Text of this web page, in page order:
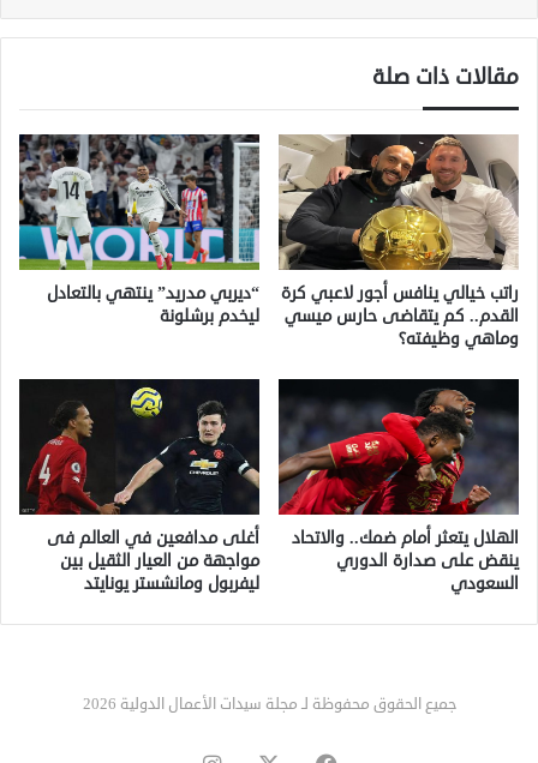
مقالات ذات صلة
راتب خيالي ينافس أجور لاعبي كرة
القدم.. كم يتقاضى حارس ميسي
وماهي وظيفته؟
“ديربي مدريد” ينتهي بالتعادل
ليخدم برشلونة
الهلال يتعثر أمام ضمك.. والاتحاد
ينقض على صدارة الدوري
السعودي
أغلى مدافعين في العالم فى
مواجهة من العيار الثقيل بين
ليفربول ومانشستر يونايتد
جميع الحقوق محفوظة لـ مجلة سيدات الأعمال الدولية 2026